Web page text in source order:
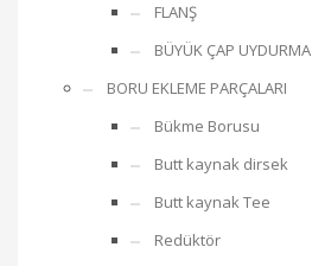
FLANŞ
BÜYÜK ÇAP UYDURMA
BORU EKLEME PARÇALARI
Bükme Borusu
Butt kaynak dirsek
Butt kaynak Tee
Redüktör